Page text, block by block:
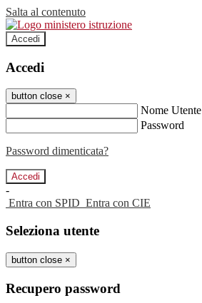
Salta al contenuto
Accedi
Accedi
button close ×
Nome Utente
Password
Password dimenticata?
-
Entra con SPID Entra con CIE
Seleziona utente
button close ×
Recupero password